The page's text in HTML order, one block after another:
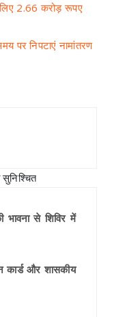
लिए 2.66 करोड़ रूपए
पर निपटाएं नामांतरण
से शिविर में
कार्ड और शासकीय